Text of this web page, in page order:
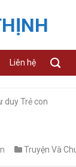
Liên hệ
duy Trẻ con
Truyện Và